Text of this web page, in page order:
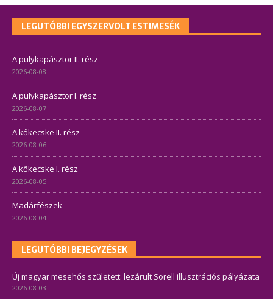
LEGUTÓBBI EGYSZERVOLT ESTIMESÉK
A pulykapásztor II. rész
2026-08-08
A pulykapásztor I. rész
2026-08-07
A kőkecske II. rész
2026-08-06
A kőkecske I. rész
2026-08-05
Madárfészek
2026-08-04
LEGUTÓBBI BEJEGYZÉSEK
Új magyar mesehős született: lezárult Sorell illusztrációs pályázata
2026-08-03